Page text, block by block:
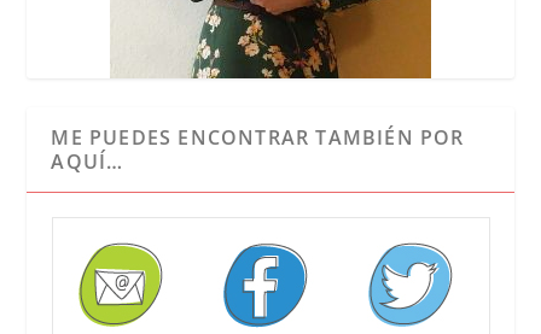
ME PUEDES ENCONTRAR TAMBIÉN POR
AQUÍ…